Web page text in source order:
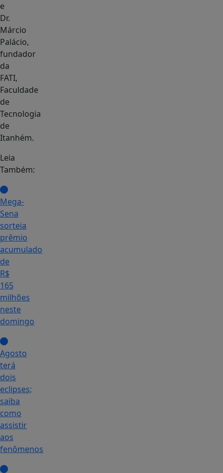
e
Dr.
Márcio
Palácio,
fundador
da
FATI,
Faculdade
de
Tecnologia
de
Itanhém.
Leia
Também:
Mega-
Sena
sorteia
prêmio
acumulado
de
R$
165
milhões
neste
domingo
Agosto
terá
dois
eclipses;
saiba
como
assistir
aos
fenômenos